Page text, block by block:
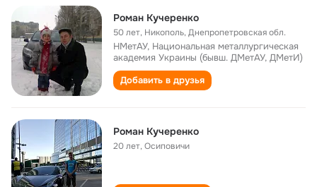
Роман Кучеренко
50 лет, Никополь, Днепропетровская обл.
НМетАУ, Национальная металлургическая
академия Украины (бывш. ДМетАУ, ДМетИ)
Добавить в друзья
Роман Кучеренко
20 лет,Осиповичи